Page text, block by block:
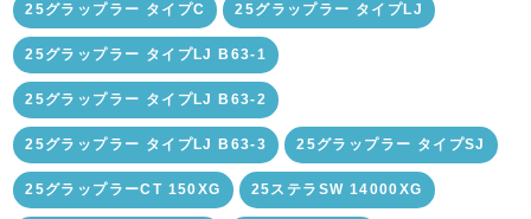
25グラップラー タイプC 25グラップラー タイプLJ
25グラップラー タイプLJ B63-1
25グラップラー タイプLJ B63-2
25グラップラー タイプLJ B63-3 25グラップラー タイプSJ
25グラップラーCT 150XG 25ステラSW 14000XG